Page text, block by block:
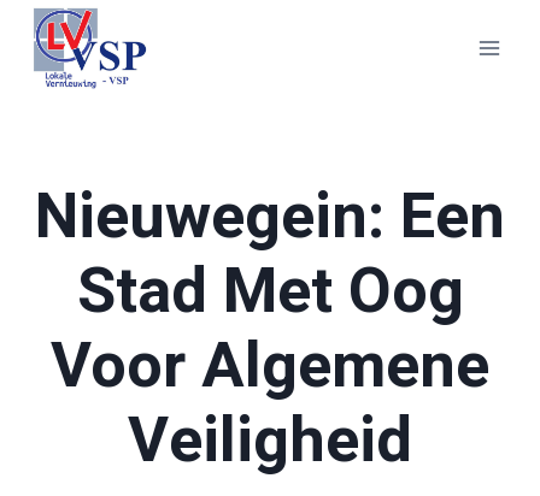
Doorgaan
naar
inhoud
Nieuwegein: Een
Stad Met Oog
Voor Algemene
Veiligheid